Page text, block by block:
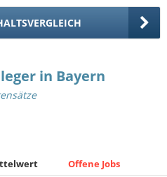
in Bayern
Offene Jobs